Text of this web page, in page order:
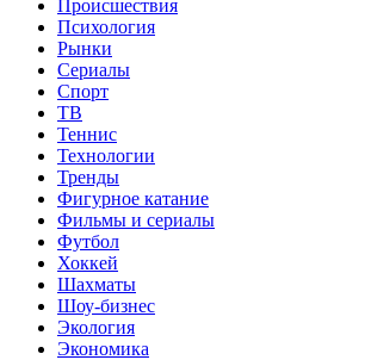
Происшествия
Психология
Рынки
Сериалы
Спорт
ТВ
Теннис
Технологии
Тренды
Фигурное катание
Фильмы и сериалы
Футбол
Хоккей
Шахматы
Шоу-бизнес
Экология
Экономика